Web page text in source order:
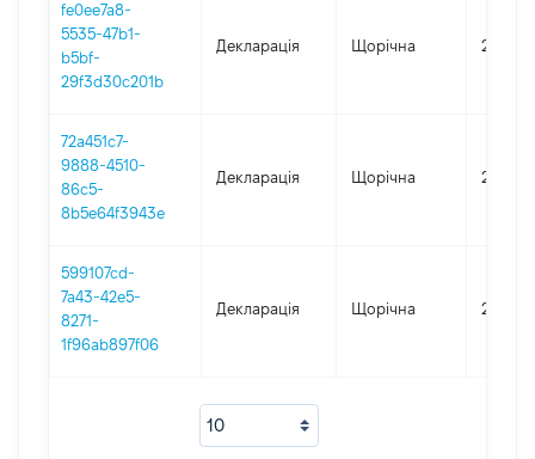
fe0ee7a8-
5535-47b1-
b5bf-
29f3d30c201b
Декларація Щорічна 2025
72a451c7-
9888-4510-
86c5-
8b5e64f3943e
Декларація Щорічна 2024
599107cd-
7a43-42e5-
8271-
1f96ab897f06
Декларація Щорічна 2023